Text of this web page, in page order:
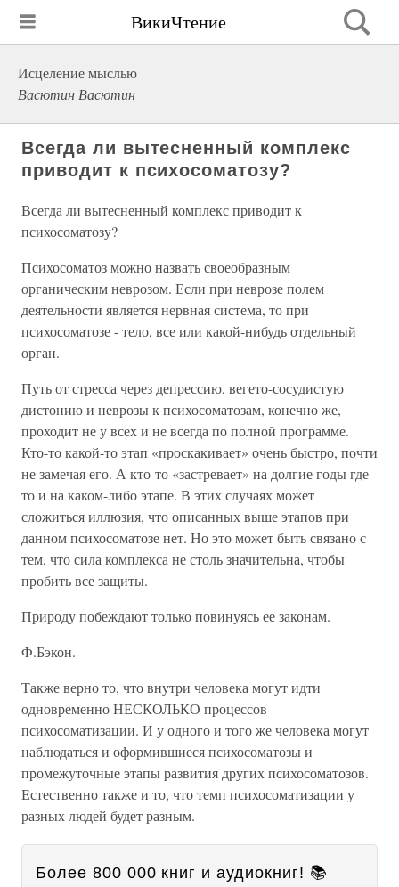
ВикиЧтение
Исцеление мыслью
Васютин Васютин
Всегда ли вытесненный комплекс
приводит к психосоматозу?
Всегда ли вытесненный комплекс приводит к
психосоматозу?
Психосоматоз можно назвать своеобразным
органическим неврозом. Если при неврозе полем
деятельности является нервная система, то при
психосоматозе - тело, все или какой-нибудь отдельный
орган.
Путь от стресса через депрессию, вегето-сосудистую
дистонию и неврозы к психосоматозам, конечно же,
проходит не у всех и не всегда по полной программе.
Кто-то какой-то этап «проскакивает» очень быстро, почти
не замечая его. А кто-то «застревает» на долгие годы где-
то и на каком-либо этапе. В этих случаях может
сложиться иллюзия, что описанных выше этапов при
данном психосоматозе нет. Но это может быть связано с
тем, что сила комплекса не столь значительна, чтобы
пробить все защиты.
Природу побеждают только повинуясь ее законам.
Ф.Бэкон.
Также верно то, что внутри человека могут идти
одновременно НЕСКОЛЬКО процессов
психосоматизации. И у одного и того же человека могут
наблюдаться и оформившиеся психосоматозы и
промежуточные этапы развития других психосоматозов.
Естественно также и то, что темп психосоматизации у
разных людей будет разным.
Более 800 000 книг и аудиокниг! 📚